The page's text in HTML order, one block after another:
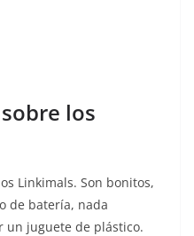
los
Linkimals. Son bonitos,
de batería, nada
un juguete de plástico.